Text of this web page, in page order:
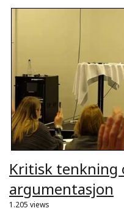
Kritisk tenkning
argumentasjon
1.205 views